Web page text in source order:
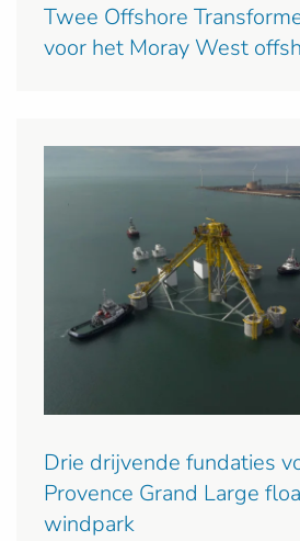
Twee Offshore
voor het Moray West
Drie drijvende fundaties
Provence Grand Large
windpark